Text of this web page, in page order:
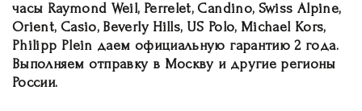
часы Raymond Weil, Perrelet, Candino, Swiss Alpine,
Orient, Casio, Beverly Hills, US Polo, Michael Kors,
Philipp Plein даем официальную гарантию 2 года.
Выполняем отправку в Москву и другие регионы
России.